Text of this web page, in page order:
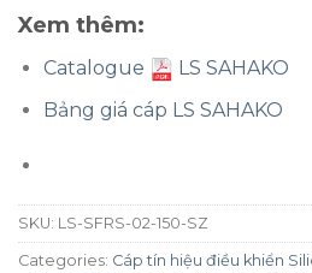
Xem thêm:
Catalogue
LS SAHAKO
Bảng giá cáp LS SAHAKO
SKU: LS-SFRS-02-150-SZ
Categories: Cáp tín hiệu điều khiển